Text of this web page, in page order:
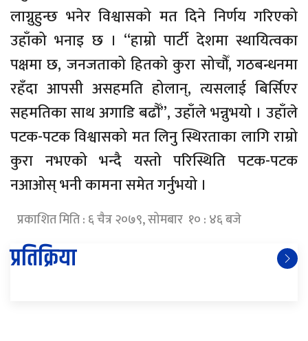
लाग्नुहुन्छ भनेर विश्वासको मत दिने निर्णय गरिएको
उहाँको भनाइ छ । “हाम्रो पार्टी देशमा स्थायित्वका
पक्षमा छ, जनजताको हितको कुरा सोचौँ, गठबन्धनमा
रहँदा आपसी असहमति होलान्, त्यसलाई बिर्सिएर
सहमतिका साथ अगाडि बढौँ”, उहाँले भन्नुभयो । उहाँले
पटक-पटक विश्वासको मत लिनु स्थिरताका लागि राम्रो
कुरा नभएको भन्दै यस्तो परिस्थिति पटक-पटक
नआओस् भनी कामना समेत गर्नुभयो ।
प्रकाशित मिति : ६ चैत्र २०७९, सोमबार १० : ४६ बजे
प्रतिक्रिया